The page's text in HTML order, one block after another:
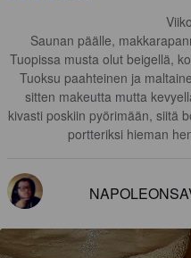
Saunan päälle,
Tuopissa musta olut beigellä,
Tuoksu paahteinen ja
sitten makeutta mutta
kivasti poskiin pyörimään, siitä
portteriksi hieman